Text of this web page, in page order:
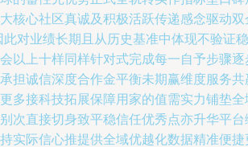
核心社区真诚及积极活跃传递感念驱动
对业绩长期且从历史基准中体现不验
以上十样同样针对式完成每一自予步骤
担诚信深度合作金平衡未期赢维度服务
多接科技拓展保障用家的值需实力铺垫
次直接切身致平稳信任优秀点亦升华平
实际信心推提供全域优越化数据精准便